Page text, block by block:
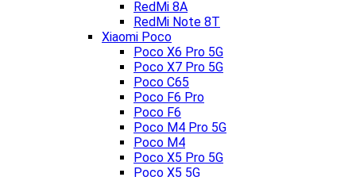
RedMi 8A
RedMi Note 8T
Xiaomi Poco
Poco X6 Pro 5G
Poco X7 Pro 5G
Poco C65
Poco F6 Pro
Poco F6
Poco M4 Pro 5G
Poco M4
Poco X5 Pro 5G
Poco X5 5G